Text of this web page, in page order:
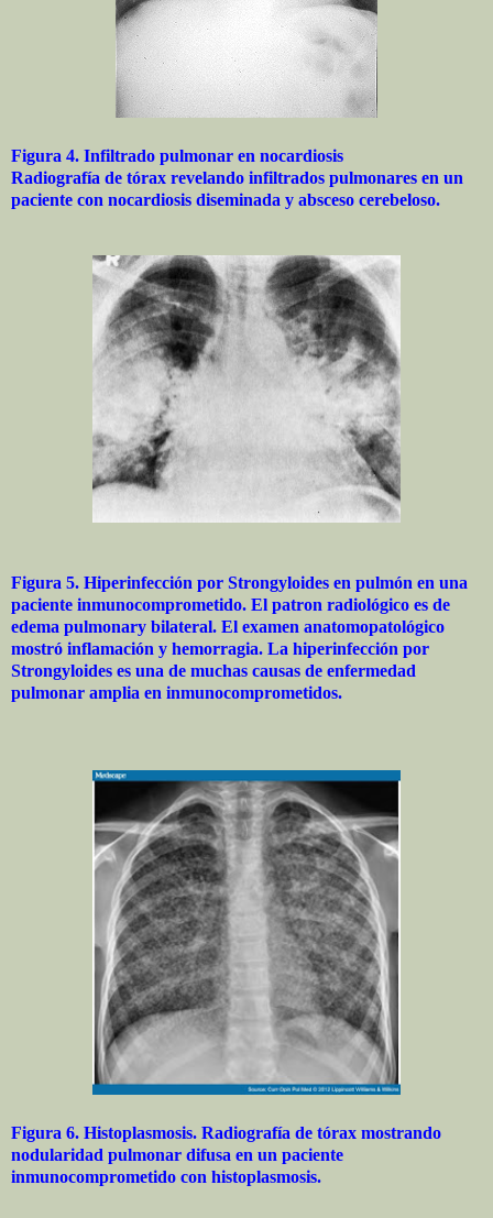
Figura 4. Infiltrado pulmonar en nocardiosis
Radiografía de tórax revelando infiltrados pulmonares en un
paciente con nocardiosis diseminada y absceso cerebeloso.
Figura 5. Hiperinfección por Strongyloides en pulmón en una
paciente inmunocomprometido. El patron radiológico es de
edema pulmonary bilateral. El examen anatomopatológico
mostró inflamación y hemorragia. La hiperinfección por
Strongyloides es una de muchas causas de enfermedad
pulmonar amplia en inmunocomprometidos.
Figura 6. Histoplasmosis. Radiografía de tórax mostrando
nodularidad pulmonar difusa en un paciente
inmunocomprometido con histoplasmosis.